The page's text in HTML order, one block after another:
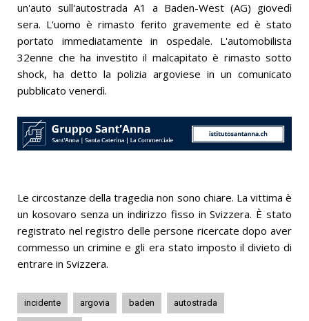
un'auto sull'autostrada A1 a Baden-West (AG) giovedì
sera. L'uomo è rimasto ferito gravemente ed è stato
portato immediatamente in ospedale. L'automobilista
32enne che ha investito il malcapitato è rimasto sotto
shock, ha detto la polizia argoviese in un comunicato
pubblicato venerdì.
Le circostanze della tragedia non sono chiare. La vittima è
un kosovaro senza un indirizzo fisso in Svizzera. È stato
registrato nel registro delle persone ricercate dopo aver
commesso un crimine e gli era stato imposto il divieto di
entrare in Svizzera.
incidente argovia baden autostrada